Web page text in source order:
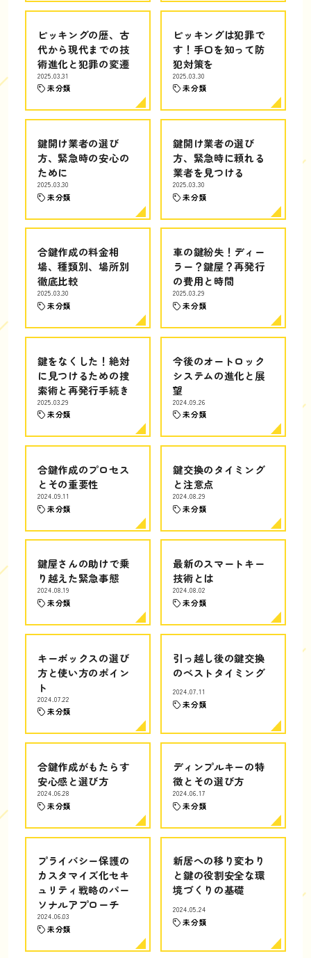
ピッキングの歴、古
代から現代までの技
術進化と犯罪の変遷
2025.03.31
未分類
ピッキングは犯罪で
す！手口を知って防
犯対策を
2025.03.30
未分類
鍵開け業者の選び
方、緊急時の安心の
ために
2025.03.30
未分類
鍵開け業者の選び
方、緊急時に頼れる
業者を見つける
2025.03.30
未分類
合鍵作成の料金相
場、種類別、場所別
徹底比較
2025.03.30
未分類
車の鍵紛失！ディー
ラー？鍵屋？再発行
の費用と時間
2025.03.29
未分類
鍵をなくした！絶対
に見つけるための捜
索術と再発行手続き
2025.03.29
未分類
今後のオートロック
システムの進化と展
望
2024.09.26
未分類
合鍵作成のプロセス
とその重要性
2024.09.11
未分類
鍵交換のタイミング
と注意点
2024.08.29
未分類
鍵屋さんの助けで乗
り越えた緊急事態
2024.08.19
未分類
最新のスマートキー
技術とは
2024.08.02
未分類
キーボックスの選び
方と使い方のポイン
ト
2024.07.22
未分類
引っ越し後の鍵交換
のベストタイミング
2024.07.11
未分類
合鍵作成がもたらす
安心感と選び方
2024.06.28
未分類
ディンプルキーの特
徴とその選び方
2024.06.17
未分類
プライバシー保護の
カスタマイズ化セキ
ュリティ戦略のパー
ソナルアプローチ
2024.06.03
未分類
新居への移り変わり
と鍵の役割安全な環
境づくりの基礎
2024.05.24
未分類